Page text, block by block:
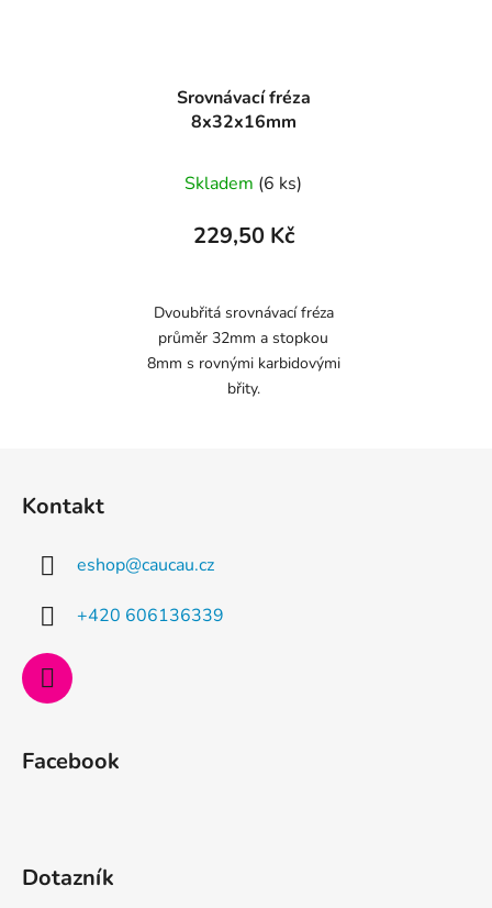
Srovnávací fréza
8x32x16mm
Skladem (6 ks)
229,50 Kč
Dvoubřitá srovnávací fréza
průměr 32mm a stopkou
8mm s rovnými karbidovými
břity.
Kontakt
eshop@caucau.cz
+420 606136339
Facebook
Dotazník